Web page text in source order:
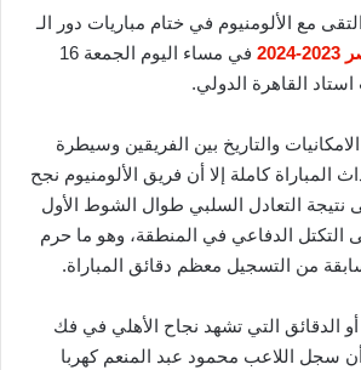
مع الألومنيوم في ختام مباريات دور الـ
في مساء اليوم الجمعة 16
والتاريخ بين الفريقين وسيطرة
المباراة كاملة إلا أن فريق الألومنيوم نجح
التعادل السلبي طوال الشوط الأول
التكتل الدفاعي في المنطقة، وهو ما حرم
من التسجيل معظم دقائق المباراة.
الدقيقة 80 هي أو الدقائق التي تشهد نجاح الأهلي في فك
أن سجل اللاعب محمود عبد المنعم كهربا